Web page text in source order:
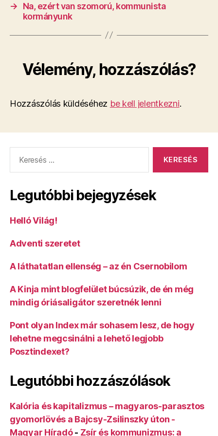
→
​Na, ezért van szomorú, kommunista
kormányunk
Vélemény, hozzászólás?
Hozzászólás küldéséhez be kell jelentkezni.
Legutóbbi bejegyzések
Helló Világ!
Adventi szeretet
A láthatatlan ellenség – az én Csernobilom
A Kinja mint blogfelület búcsúzik, de én még
mindig óriásaligátor szeretnék lenni
Pont olyan Index már sohasem lesz, de hogy
lehetne megcsinálni a lehető legjobb
Posztindexet?
Legutóbbi hozzászólások
Kalória és kapitalizmus – magyaros-parasztos
gyomorlövés a Bajcsy-Zsilinszky úton -
Magyar Híradó- Zsír és kommunizmus: a